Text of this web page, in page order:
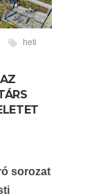
heti
sorozat